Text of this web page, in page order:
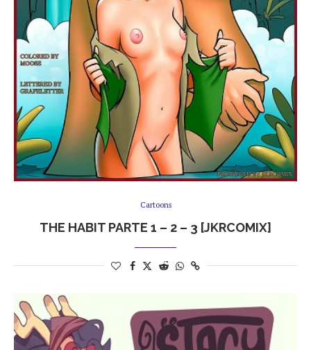
Cartoons
THE HABIT PARTE 1 – 2 – 3 [JKRCOMIX]